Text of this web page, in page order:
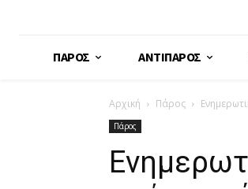
ΠΆΡΟΣ ΑΝΤΊΠΑΡΟΣ
Αρχική Πάρος
Πάρος